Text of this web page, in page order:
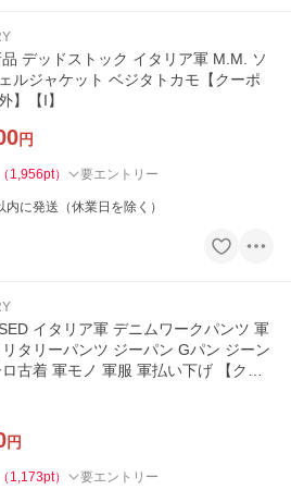
デッドストック イタリア軍 M.M. ソ
ルジャケット ベジタトカモ【クーポ
】【I】
円
（ 1,956pt） 要エントリー
内に発送（休業日を除く）
イタリア軍 デニムワークパンツ 軍
タリーパンツ ジーパン Gパン ジーン
古着 軍モノ 軍服 軍払い下げ 【クー
円
（ 1,173pt） 要エントリー